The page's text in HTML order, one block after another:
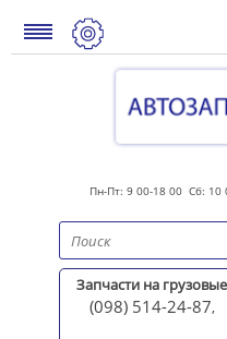
Пн-Пт: 9 00-18 00 Сб: 10
Запчасти на грузовые
(098) 514-24-87,